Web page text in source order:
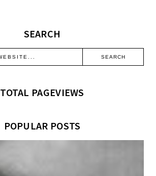
SEARCH
TOTAL PAGEVIEWS
POPULAR POSTS